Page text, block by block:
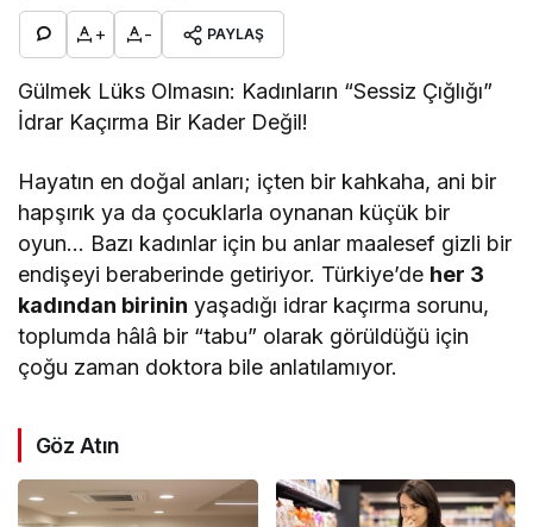
+ - PAYLAŞ
Gülmek Lüks Olmasın: Kadınların “Sessiz Çığlığı”
İdrar Kaçırma Bir Kader Değil!
Hayatın en doğal anları; içten bir kahkaha, ani bir
hapşırık ya da çocuklarla oynanan küçük bir
oyun… Bazı kadınlar için bu anlar maalesef gizli bir
endişeyi beraberinde getiriyor. Türkiye’de her 3
kadından birinin yaşadığı idrar kaçırma sorunu,
toplumda hâlâ bir “tabu” olarak görüldüğü için
çoğu zaman doktora bile anlatılamıyor.
Göz Atın